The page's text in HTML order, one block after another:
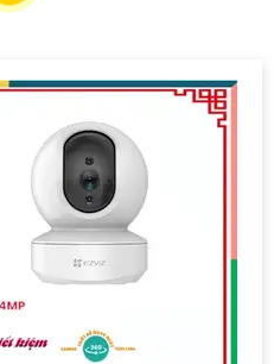
DNR camera sẽ giúp bạn
độ nhiễu cao. Với Những
giám sát, quan sát trở nên